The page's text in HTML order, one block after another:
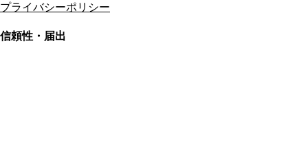
プライバシーポリシー
信頼性・届出